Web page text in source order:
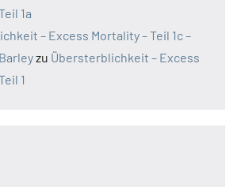
1a
– Excess Mortality – Teil 1c –
zu Übersterblichkeit – Excess
1